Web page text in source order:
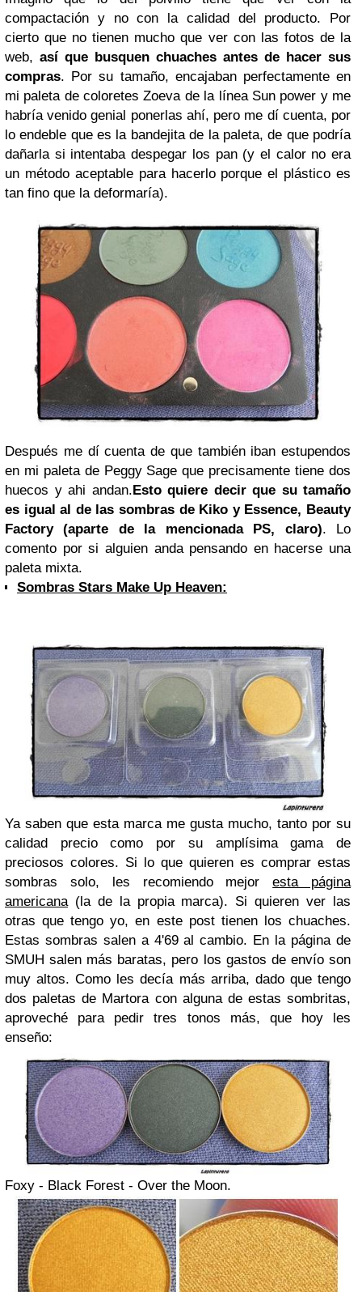
compactación y no con la calidad del producto. Por
cierto que no tienen mucho que ver con las fotos de la
web, así que busquen chuaches antes de hacer sus
compras. Por su tamaño, encajaban perfectamente en
mi paleta de coloretes Zoeva de la línea Sun power y me
habría venido genial ponerlas ahí, pero me dí cuenta, por
lo endeble que es la bandejita de la paleta, de que podría
dañarla si intentaba despegar los pan (y el calor no era
un método aceptable para hacerlo porque el plástico es
tan fino que la deformaría).
Después me dí cuenta de que también iban estupendos
en mi paleta de Peggy Sage que precisamente tiene dos
huecos y ahi andan.Esto quiere decir que su tamaño
es igual al de las sombras de Kiko y Essence, Beauty
Factory (aparte de la mencionada PS, claro). Lo
comento por si alguien anda pensando en hacerse una
paleta mixta.
Sombras Stars Make Up Heaven:
Ya saben que esta marca me gusta mucho, tanto por su
calidad precio como por su amplísima gama de
preciosos colores. Si lo que quieren es comprar estas
sombras solo, les recomiendo mejoresta página
americana (la de la propia marca). Si quieren ver las
otras que tengo yo, en este post tienen los chuaches.
Estas sombras salen a 4'69 al cambio. En la página de
SMUH salen más baratas, pero los gastos de envío son
muy altos. Como les decía más arriba, dado que tengo
dos paletas de Martora con alguna de estas sombritas,
aproveché para pedir tres tonos más, que hoy les
enseño:
Foxy - Black Forest - Over the Moon.